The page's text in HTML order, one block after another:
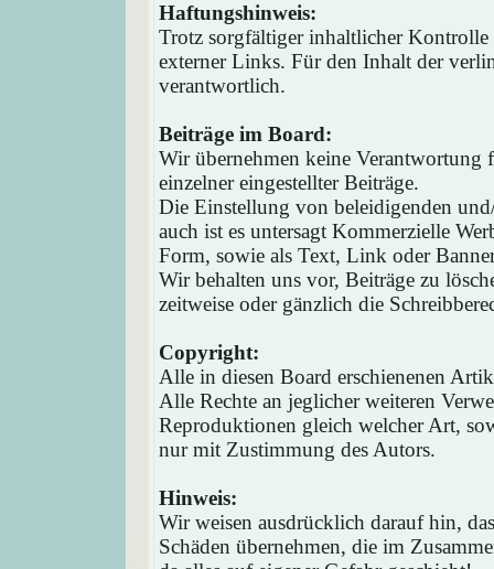
Haftungshinweis:
Trotz sorgfältiger inhaltlicher
externer Links. Für den Inhalt der
verantwortlich.
Beiträge im Board:
Wir übernehmen keine
einzelner eingestellter Beiträge.
Die Einstellung von beleidigenden
auch ist es untersagt Kommerzielle
Form, sowie als Text, Link oder
Wir behalten uns vor, Beiträge zu
zeitweise oder gänzlich die
Copyright:
Alle in diesen Board erschienenen
Alle Rechte an jeglicher weiteren
Reproduktionen gleich welcher Art,
nur mit Zustimmung des Autors.
Hinweis:
Wir weisen ausdrücklich darauf hin,
Schäden übernehmen, die im